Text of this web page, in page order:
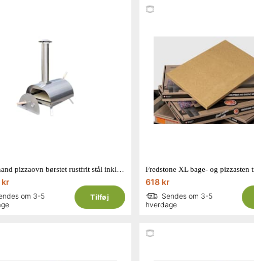
Greenhand pizzaovn børstet rustfrit stål inkl. pizzasten
kr
om 3-5
Tilføj
618 kr
Sendes om 3-5
hverdage